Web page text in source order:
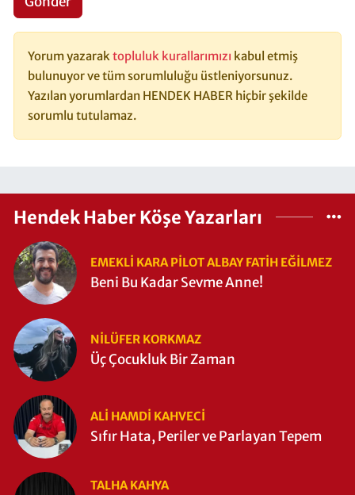
Yorum yazarak topluluk kurallarımızı kabul etmiş
bulunuyor ve tüm sorumluluğu üstleniyorsunuz.
Yazılan yorumlardan HENDEK HABER hiçbir şekilde
sorumlu tutulamaz.
Hendek Haber Köşe Yazarları
EMEKLI KARA PILOT ALBAY FATIH EĞİLMEZ
Beni Bu Kadar Sevme Anne!
NILÜFER KORKMAZ
Üç Çocukluk Bir Zaman
ALI HAMDI KAHVECİ
Sıfır Hata, Periler ve Parlayan Tepem
TALHA KAHYA